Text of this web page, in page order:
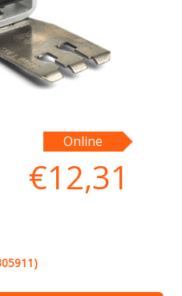
Online
€12,31